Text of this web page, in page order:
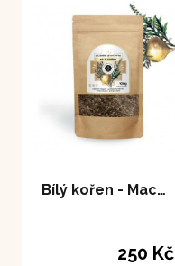
Bílý kořen - Maca 100 g
250 Kč